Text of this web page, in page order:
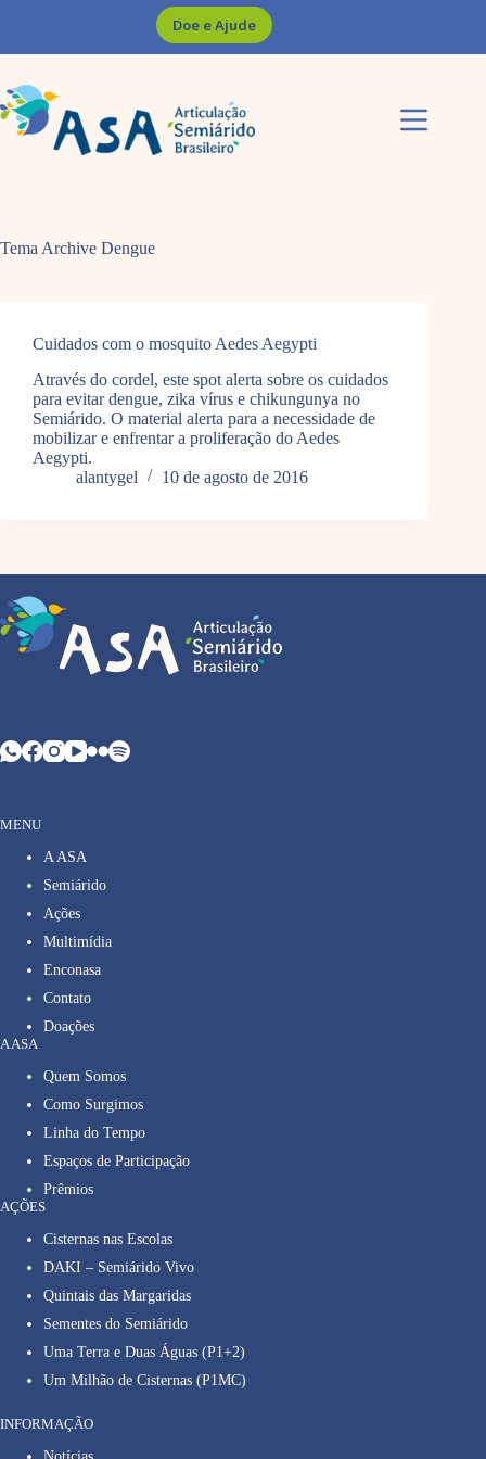
Doe e Ajude
Tema Archive Dengue
Cuidados com o mosquito Aedes Aegypti
Através do cordel, este spot alerta sobre os cuidados
para evitar dengue, zika vírus e chikungunya no
Semiárido. O material alerta para a necessidade de
mobilizar e enfrentar a proliferação do Aedes
Aegypti.
alantygel
10 de agosto de 2016
MENU
A ASA
Semiárido
Ações
Multimídia
Enconasa
Contato
Doações
A ASA
Quem Somos
Como Surgimos
Linha do Tempo
Espaços de Participação
Prêmios
AÇÕES
Cisternas nas Escolas
DAKI – Semiárido Vivo
Quintais das Margaridas
Sementes do Semiárido
Uma Terra e Duas Águas (P1+2)
Um Milhão de Cisternas (P1MC)
INFORMAÇÃO
Notícias